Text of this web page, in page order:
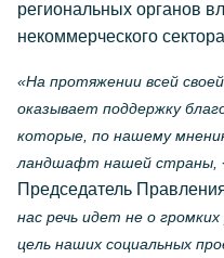
региональных органов
некоммерческого
«На протяжении всей
оказывает поддержку
которые, по нашему
ландшафт нашей страны,
Председатель
нас речь идет не о
цель наших социальных